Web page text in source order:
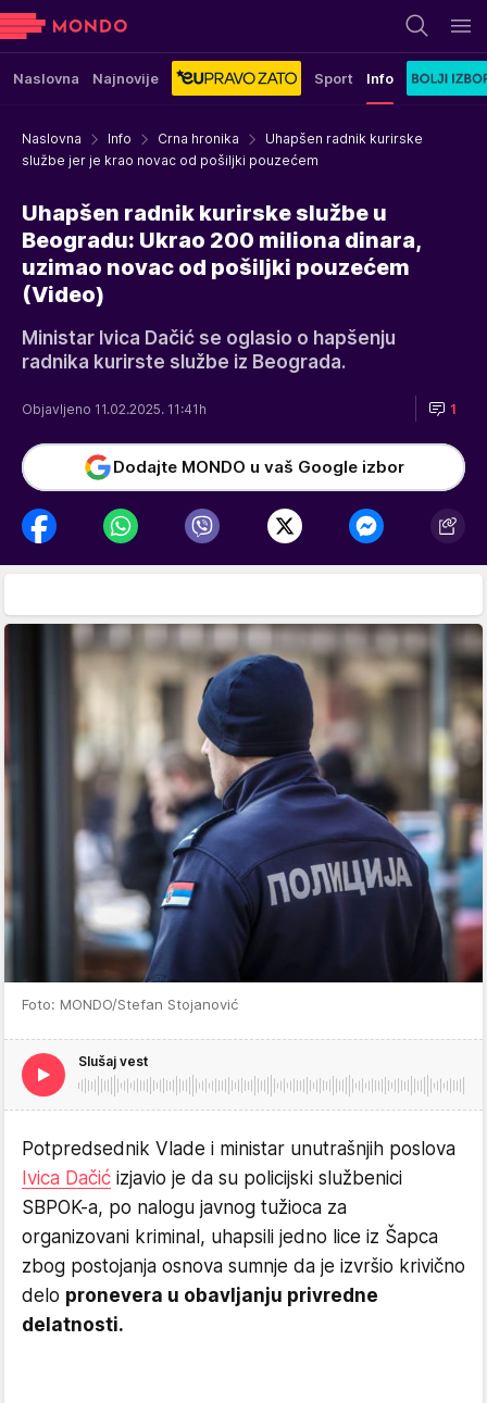
Naslovna Najnovije Sport Info
Naslovna Info Crna hronika
Uhapšen radnik kurirske
službe jer je krao novac od pošiljki pouzećem
Uhapšen radnik kurirske službe u
Beogradu: Ukrao 200 miliona dinara,
uzimao novac od pošiljki pouzećem
(Video)
Ministar Ivica Dačić se oglasio o hapšenju
radnika kurirste službe iz Beograda.
Objavljeno 11.02.2025. 11:41h 1
Dodajte MONDO u vaš Google izbor
Foto: MONDO/Stefan Stojanović
Slušaj vest
Potpredsednik Vlade i ministar unutrašnjih poslova
Ivica Dačić izjavio je da su policijski službenici
SBPOK-a, po nalogu javnog tužioca za
organizovani kriminal, uhapsili jedno lice iz Šapca
zbog postojanja osnova sumnje da je izvršio krivično
delo pronevera u obavljanju privredne
delatnosti.